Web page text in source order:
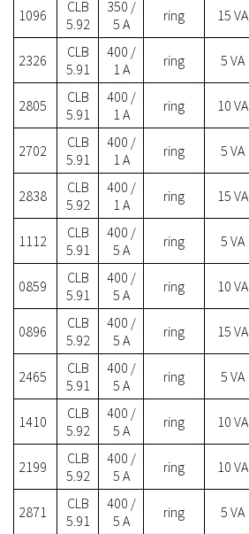
1096
CLB
5.92
350 /
5 A
ring 15 VA
2326
CLB
5.91
400 /
1 A
ring 5 VA
2805
CLB
5.91
400 /
1 A
ring 10 VA
2702
CLB
5.91
400 /
1 A
ring 5 VA
2838
CLB
5.92
400 /
1 A
ring 15 VA
1112
CLB
5.91
400 /
5 A
ring 5 VA
0859
CLB
5.91
400 /
5 A
ring 10 VA
0896
CLB
5.92
400 /
5 A
ring 15 VA
2465
CLB
5.91
400 /
5 A
ring 5 VA
1410
CLB
5.92
400 /
5 A
ring 10 VA
2199
CLB
5.92
400 /
5 A
ring 10 VA
2871
CLB
5.91
400 /
5 A
ring 5 VA